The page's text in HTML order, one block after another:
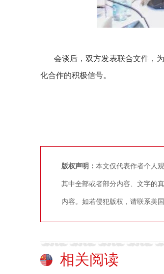
会谈后，双方发表联合文件，为
化合作的积极信号。
版权声明： 本文仅代表作者个人
其中全部或者部分内容、文字的
内容。如若侵犯版权，请联系美
相关阅读